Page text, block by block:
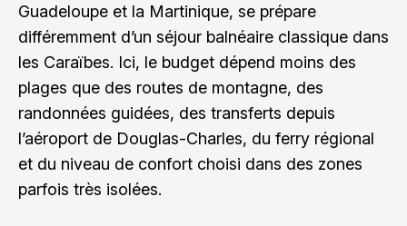
Guadeloupe et la Martinique, se prépare
différemment d’un séjour balnéaire classique dans
les Caraïbes. Ici, le budget dépend moins des
plages que des routes de montagne, des
randonnées guidées, des transferts depuis
l’aéroport de Douglas-Charles, du ferry régional
et du niveau de confort choisi dans des zones
parfois très isolées.